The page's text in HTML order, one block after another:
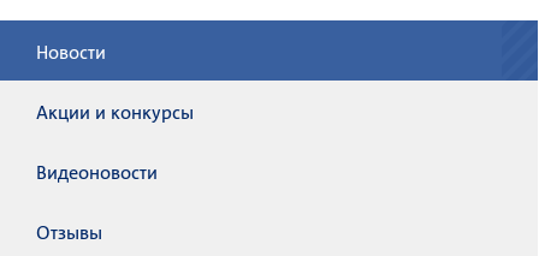
Новости
Акции и конкурсы
Видеоновости
Отзывы